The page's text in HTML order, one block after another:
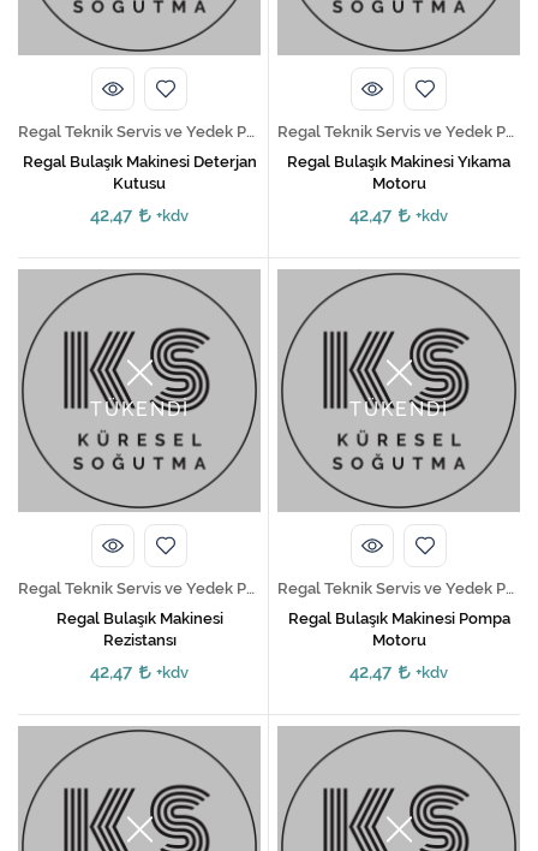
Regal Teknik Servis ve Yedek Parça Hizmetleri
Regal Bulaşık Makinesi Deterjan
Kutusu
42,47 +kdv
Regal Teknik Servis ve Yedek Parça Hizmetleri
Regal Bulaşık Makinesi Yıkama
Motoru
42,47 +kdv
TÜKENDİ
Regal Teknik Servis ve Yedek Parça Hizmetleri
Regal Bulaşık Makinesi
Rezistansı
42,47 +kdv
TÜKENDİ
Regal Teknik Servis ve Yedek Parça Hizmetleri
Regal Bulaşık Makinesi Pompa
Motoru
42,47 +kdv